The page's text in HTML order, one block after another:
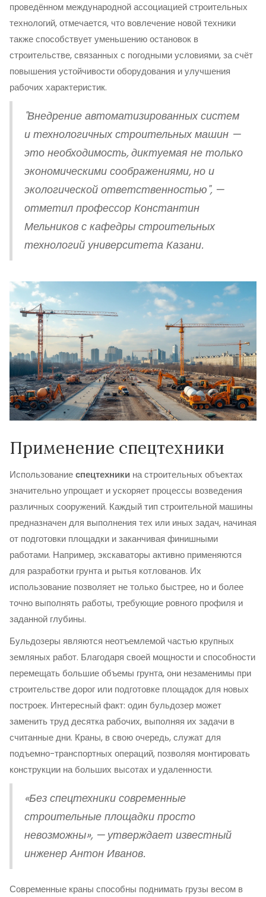
проведённом международной ассоциацией строительных
технологий, отмечается, что вовлечение новой техники
также способствует уменьшению остановок в
строительстве, связанных с погодными условиями, за счёт
повышения устойчивости оборудования и улучшения
рабочих характеристик.
"Внедрение автоматизированных систем
и технологичных строительных машин —
это необходимость, диктуемая не только
экономическими соображениями, но и
экологической ответственностью", —
отметил профессор Константин
Мельников с кафедры строительных
технологий университета Казани.
Применение спецтехники
Использованиеспецтехники на строительных объектах
значительно упрощает и ускоряет процессы возведения
различных сооружений. Каждый тип строительной машины
предназначен для выполнения тех или иных задач, начиная
от подготовки площадки и заканчивая финишными
работами. Например, экскаваторы активно применяются
для разработки грунта и рытья котлованов. Их
использование позволяет не только быстрее, но и более
точно выполнять работы, требующие ровного профиля и
заданной глубины.
Бульдозеры являются неотъемлемой частью крупных
земляных работ. Благодаря своей мощности и способности
перемещать большие объемы грунта, они незаменимы при
строительстве дорог или подготовке площадок для новых
построек. Интересный факт: один бульдозер может
заменить труд десятка рабочих, выполняя их задачи в
считанные дни. Краны, в свою очередь, служат для
подъемно-транспортных операций, позволяя монтировать
конструкции на больших высотах и удаленности.
«Без спецтехники современные
строительные площадки просто
невозможны», — утверждает известный
инженер Антон Иванов.
Современные краны способны поднимать грузы весом в